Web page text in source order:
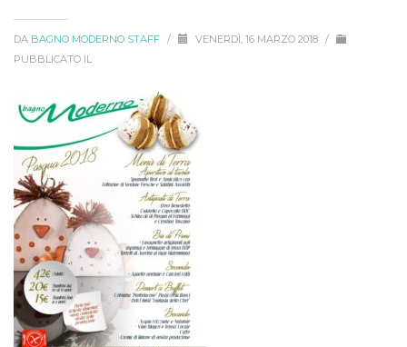
DA BAGNO MODERNO STAFF / VENERDÌ, 16 MARZO 2018 /
PUBBLICATO IL